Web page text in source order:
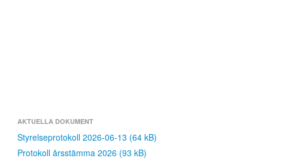
AKTUELLA DOKUMENT
Styrelseprotokoll 2026-06-13 (64 kB)
Protokoll årsstämma 2026 (93 kB)